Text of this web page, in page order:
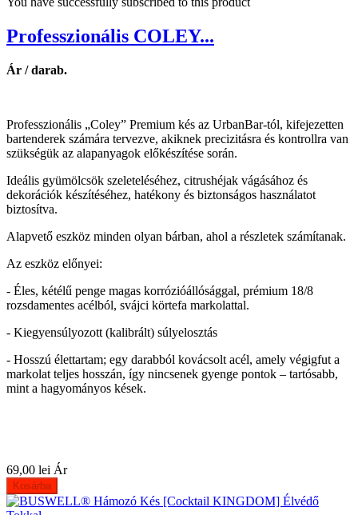
Professzionális COLEY...
Ár / darab.
Professzionális „Coley” Premium kés az UrbanBar-tól, kifejezetten
bartenderek számára tervezve, akiknek precizitásra és kontrollra van
szükségük az alapanyagok előkészítése során.
Ideális gyümölcsök szeleteléséhez, citrushéjak vágásához és
dekorációk készítéséhez, hatékony és biztonságos használatot
biztosítva.
Alapvető eszköz minden olyan bárban, ahol a részletek számítanak.
Az eszköz előnyei:
- Éles, kétélű penge magas korrózióállósággal, prémium 18/8
rozsdamentes acélból, svájci körtefa markolattal.
- Kiegyensúlyozott (kalibrált) súlyelosztás
- Hosszú élettartam; egy darabból kovácsolt acél, amely végigfut a
markolat teljes hosszán, így nincsenek gyenge pontok – tartósabb,
mint a hagyományos kések.
69,00 lei Ár
Kosárba